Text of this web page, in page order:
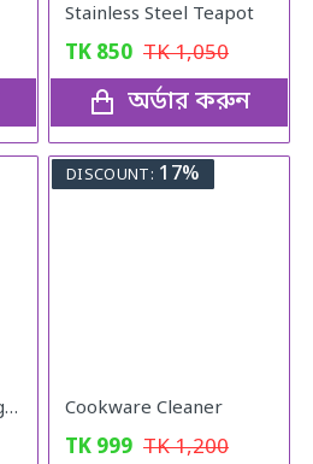
Stainless Steel Teapot
TK 850 TK1,050
অর্ডার করুন
Furniture Easy Moving Tool Set, Heavy Furniture Moving & Lifting System
DISCOUNT: 17%
Cookware Cleaner
TK 999 TK1,200